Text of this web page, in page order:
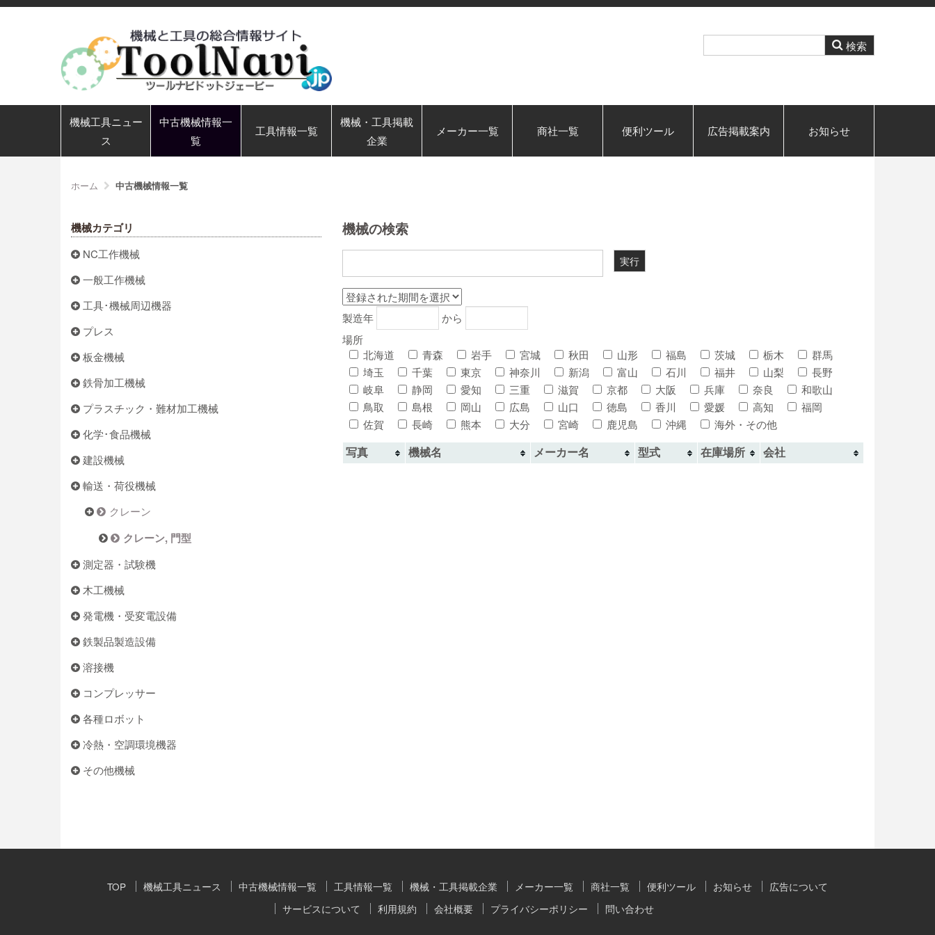
機械工具ニュー
ス
中古機械情報一
覧
工具情報一覧
機械・工具掲載
企業
メーカー一覧 商社一覧 便利ツール 広告掲載案内 お知らせ
ホーム 中古機械情報一覧
機械の検索
製造年
から
場所
北海道
青森 岩手 宮城 秋田 山形 福島 茨城 栃木
群馬
埼玉
千葉 東京 神奈川 新潟 富山 石川 福井 山梨
長野
岐阜
静岡 愛知 三重 滋賀 京都 大阪 兵庫 奈良
和歌山
鳥取
島根 岡山 広島 山口 徳島 香川 愛媛 高知
福岡
佐賀
長崎 熊本 大分 宮崎 鹿児島 沖縄 海外・その他
写真 機械名 メーカー名 型式 在庫場所 会社
機械カテゴリ
NC工作機械
一般工作機械
工具･機械周辺機器
プレス
板金機械
鉄骨加工機械
プラスチック・難材加工機械
化学･食品機械
建設機械
輸送・荷役機械
クレーン
クレーン, 門型
測定器・試験機
木工機械
発電機・受変電設備
鉄製品製造設備
溶接機
コンプレッサー
各種ロボット
冷熱・空調環境機器
その他機械
TOP 機械工具ニュース 中古機械情報一覧 工具情報一覧 機械・工具掲載企業 メーカー一覧 商社一覧 便利ツール お知らせ
広告について
サービスについて
利用規約 会社概要 プライバシーポリシー 問い合わせ